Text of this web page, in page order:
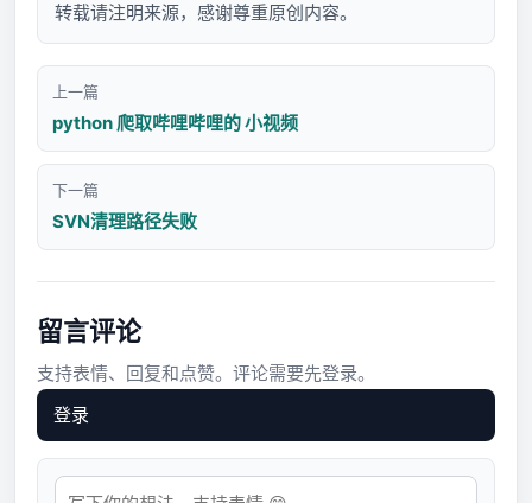
转载请注明来源，感谢尊重原创内容。
上一篇
python 爬取哔哩哔哩的 小视频
下一篇
SVN清理路径失败
留言评论
支持表情、回复和点赞。评论需要先登录。
登录